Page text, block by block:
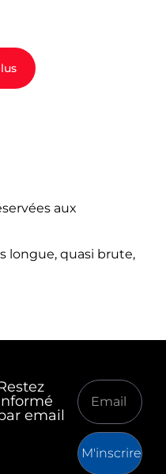
aux
longue, quasi brute,
email
M'inscrire